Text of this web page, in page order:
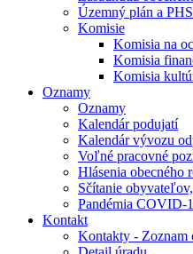
Územný plán a
Komisie
Komisia na
Komisia
Komisia
Oznamy
Oznamy
Kalendár podujatí
Kalendár vývozu
Voľné pracovné
Hlásenia obecného
Sčítanie
Pandémia COVID-
Kontakt
Kontakty - Zoznam